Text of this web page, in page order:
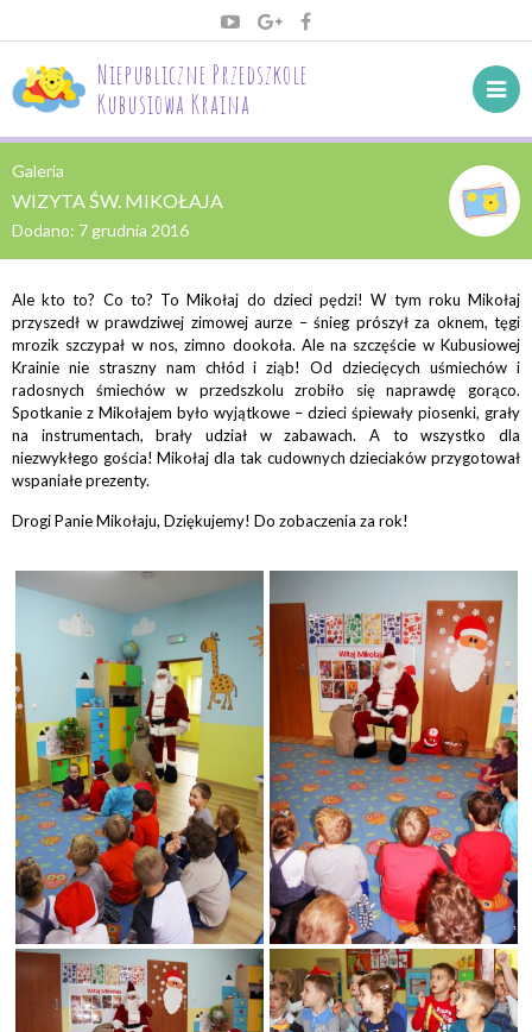
Niepubliczne Przedszkole
Kubusiowa Kraina
Galeria
WIZYTA ŚW. MIKOŁAJA
Dodano: 7 grudnia 2016
Ale kto to? Co to? To Mikołaj do dzieci pędzi! W tym roku Mikołaj
przyszedł w prawdziwej zimowej aurze – śnieg prószył za oknem, tęgi
mrozik szczypał w nos, zimno dookoła. Ale na szczęście w Kubusiowej
Krainie nie straszny nam chłód i ziąb! Od dziecięcych uśmiechów i
radosnych śmiechów w przedszkolu zrobiło się naprawdę gorąco.
Spotkanie z Mikołajem było wyjątkowe – dzieci śpiewały piosenki, grały
na instrumentach, brały udział w zabawach. A to wszystko dla
niezwykłego gościa! Mikołaj dla tak cudownych dzieciaków przygotował
wspaniałe prezenty.
Drogi Panie Mikołaju, Dziękujemy! Do zobaczenia za rok!